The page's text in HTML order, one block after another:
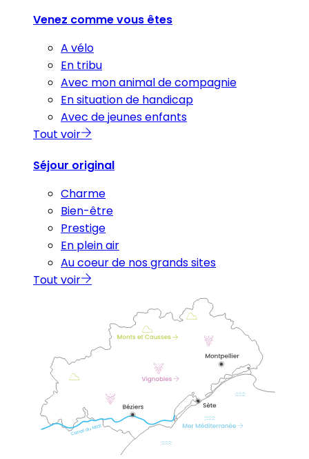
Venez comme vous êtes
A vélo
En tribu
Avec mon animal de compagnie
En situation de handicap
Avec de jeunes enfants
Tout voir
Séjour original
Charme
Bien-être
Prestige
En plein air
Au coeur de nos grands sites
Tout voir